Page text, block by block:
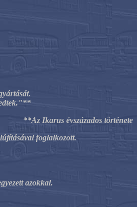
**Az Ikarus évszázados története
foglalkozott.
azokkal.